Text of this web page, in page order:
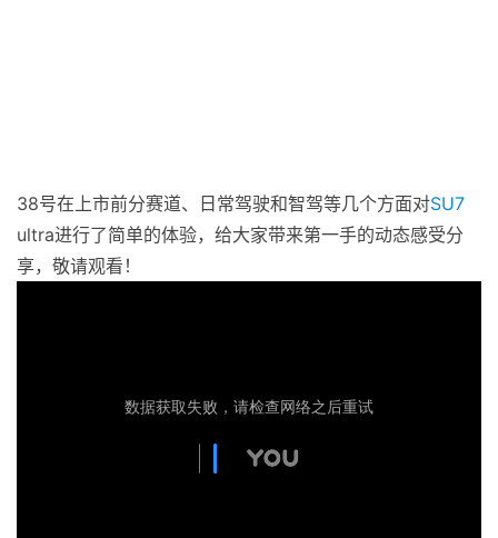
38号在上市前分赛道、日常驾驶和智驾等几个方面对SU7
ultra进行了简单的体验，给大家带来第一手的动态感受分
享，敬请观看！